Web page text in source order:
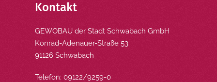
Kontakt
GEWOBAU der Stadt Schwabach GmbH
Konrad-Adenauer-Straße 53
91126 Schwabach
Telefon: 09122/9259-0